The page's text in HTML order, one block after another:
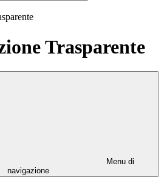
Trasparente
Menu di
navigazione